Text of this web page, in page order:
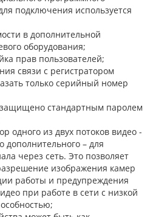
подключения используется
в дополнительной
оборудования;
прав пользователей;
связи с регистратором
только серийный номер
стандартным паролем
одного из двух потоков видео -
дополнительного – для
через сеть. Это позволяет
изображения камер
работы и предупреждения
при работе в сети с низкой